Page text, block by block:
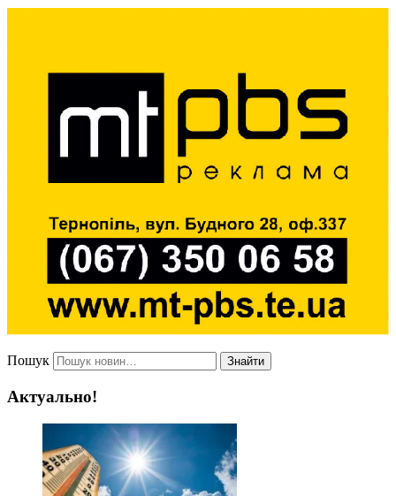
Пошук Знайти
Актуально!